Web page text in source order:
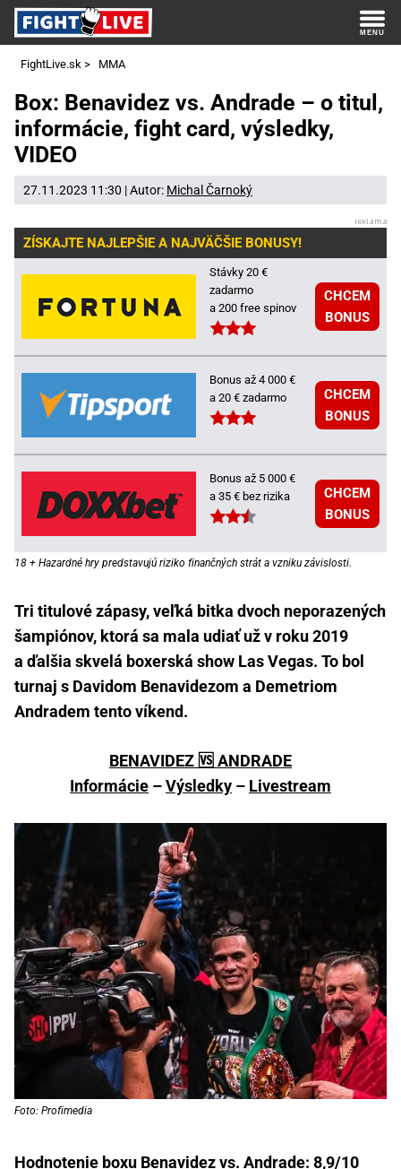
FightLive.sk > MMA
Box: Benavidez vs. Andrade – o titul,
informácie, fight card, výsledky,
VIDEO
27.11.2023 11:30 | Autor: Michal Čarnoký
ZÍSKAJTE NAJLEPŠIE A NAJVÄČŠIE BONUSY!
Stávky 20 €
zadarmo
a 200 free spinov
CHCEM
BONUS
Bonus až 4 000 €
a 20 € zadarmo
CHCEM
BONUS
Bonus až 5 000 €
a 35 € bez rizika
CHCEM
BONUS
18 + Hazardné hry predstavujú riziko finančných strát a vzniku závislosti.
Tri titulové zápasy, veľká bitka dvoch neporazených
šampiónov, ktorá sa mala udiať už v roku 2019
a ďalšia skvelá boxerská show Las Vegas. To bol
turnaj s Davidom Benavidezom a Demetriom
Andradem tento víkend.
BENAVIDEZ 🆚 ANDRADE
Informácie –Výsledky – Livestream
Foto: Profimedia
Hodnotenie boxu Benavidez vs. Andrade: 8,9/10